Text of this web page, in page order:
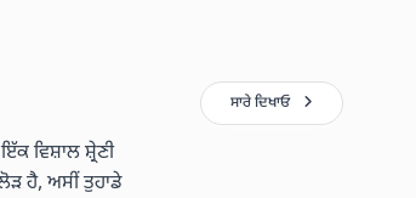
ਵਿਸ਼ਾਲ ਸ਼੍ਰੇਣੀ
ਹੈ, ਅਸੀਂ ਤੁਹਾਡੇ
ਸਾਰੇ ਦਿਖਾਓ